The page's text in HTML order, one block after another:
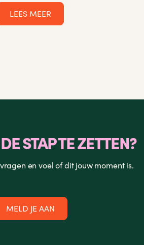
LEES MEER
STAP TE ZETTEN?
en voel of dit jouw moment is.
MELD JE AAN